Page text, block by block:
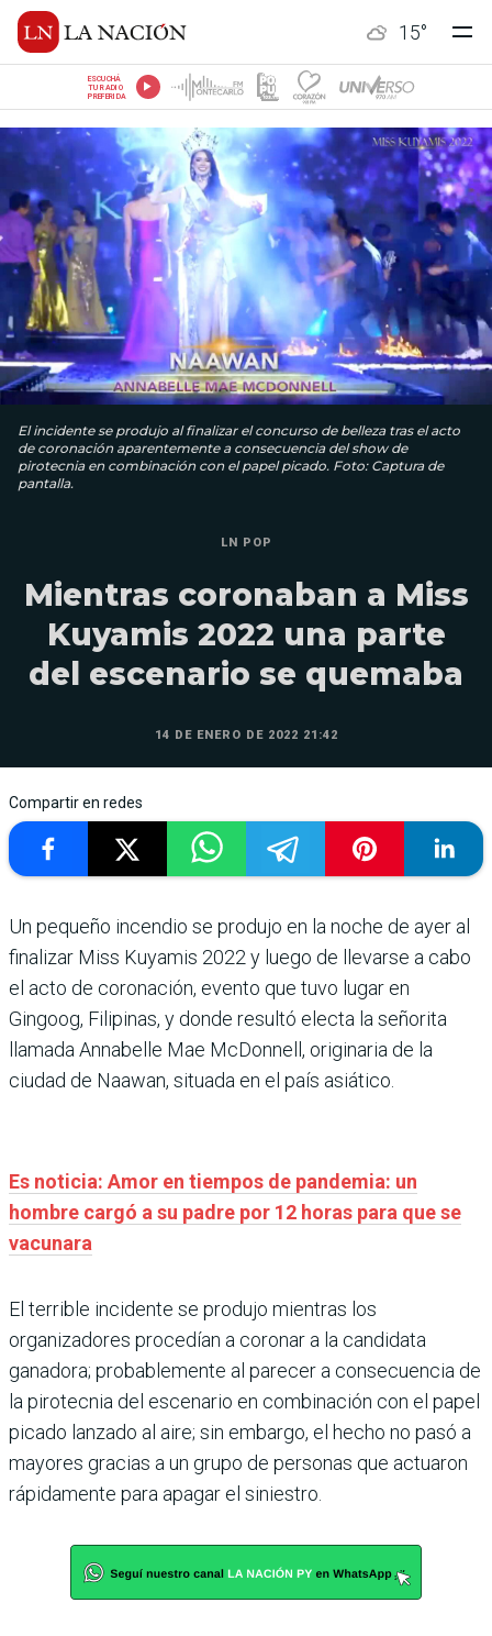
15°
ESCUCHÁ
TU RADIO
PREFERIDA
El incidente se produjo al finalizar el concurso de belleza tras el acto
de coronación aparentemente a consecuencia del show de
pirotecnia en combinación con el papel picado. Foto: Captura de
pantalla.
LN POP
Mientras coronaban a Miss
Kuyamis 2022 una parte
del escenario se quemaba
14 DE ENERO DE 2022 21:42
Compartir en redes
Un pequeño incendio se produjo en la noche de ayer al
finalizar Miss Kuyamis 2022 y luego de llevarse a cabo
el acto de coronación, evento que tuvo lugar en
Gingoog, Filipinas, y donde resultó electa la señorita
llamada Annabelle Mae McDonnell, originaria de la
ciudad de Naawan, situada en el país asiático.
Es noticia: Amor en tiempos de pandemia: un
hombre cargó a su padre por 12 horas para que se
vacunara
El terrible incidente se produjo mientras los
organizadores procedían a coronar a la candidata
ganadora; probablemente al parecer a consecuencia de
la pirotecnia del escenario en combinación con el papel
picado lanzado al aire; sin embargo, el hecho no pasó a
mayores gracias a un grupo de personas que actuaron
rápidamente para apagar el siniestro.